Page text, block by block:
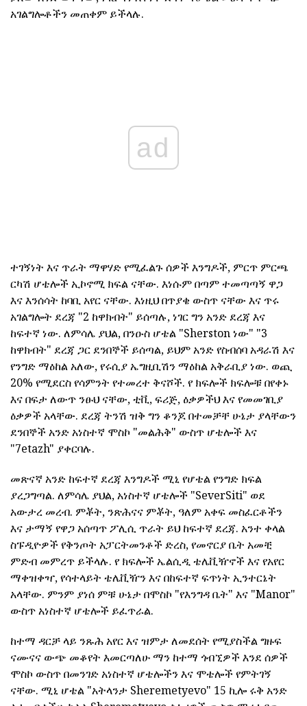
አገልግሎቶችን መጠቀም ይችላሉ.
ad
ተገኝነት እና ጥራት ማዋሃድ የሚፈልጉ ሰዎች እንግዶች, ምርጥ ምርጫ
ርካሽ ሆቴሎች ኢኮኖሚ ክፍል ናቸው. እነሱም በጣም ተመጣጣኝ ዋጋ
እና እንሰሳት ከባቢ አየር ናቸው. እነዚህ በጥያቄ ውስጥ ናቸው እና ጥሩ
አገልግሎት ደረጃ "2 ከዋክብት" ይሰጣሉ, ነገር ግን አንድ ደረጃ እና
ከፍተኛ ነው. ለምሳሌ ያህል, በንዑስ ሆቴል "Sherston ነው" "3
ከዋክብት" ደረጃ ጋር ደንበኞች ይሰጣል, ይህም አንድ የስብሰባ አዳራሽ እና
የንግድ ማዕከል አለው, የሩሲያ ኤግዚቢሽን ማዕከል አቅራቢያ ነው. ወጪ
20% የሚደርስ የሳምንት የተመረተ ቅናሾች. የ ክፍሎች ክፍሎቹ በየቀኑ
እና በፍታ ለውጥ ንፁህ ናቸው, ቲቪ, ፍሪጅ, ዕቃዎችህ እና የመመገቢያ
ዕቃዎች አላቸው. ደረጃ ትንሽ ዝቅ ግን ቆንጆ በተመቻቸ ሁኔታ ያላቸውን
ደንበኞች አንድ አነስተኛ ሞስኮ "መልሕቅ" ውስጥ ሆቴሎች እና
"7etazh" ያቀርባሉ.
መጽናኛ አንድ ከፍተኛ ደረጃ እንግዶች ሚኒ የሆቴል የንግድ ክፍል
ያረጋግጣል. ለምሳሌ ያህል, አነስተኛ ሆቴሎች "SeverSiti" ወደ
አውታረ መረብ. ምቾት, ንጽሕናና ምቾት, ዓለም አቀፍ መስፈርቶችን
እና ታማኝ የዋጋ አሰጣጥ ፖሊሲ ጥራት ይህ ከፍተኛ ደረጃ. አንተ ቀላል
ስፑዲዮዎች የቅንጦት አፓርትመንቶች ድረስ, የመኖርያ ቤት አመቺ
ምድብ መምረጥ ይችላሉ. የ ክፍሎች ኤልሲዲ ቴሌቪዥኖች እና የአየር
ማቀዝቀዣ, የሳተላይት ቴሌቪዥን እና በከፍተኛ ፍጥነት ኢንተርኔት
አላቸው. ምንም ያነሰ ምቹ ሁኔታ በሞስኮ "የእንግዳ ቤት" እና "Manor"
ውስጥ አነስተኛ ሆቴሎች ይፈጥራል.
ከተማ ዳርቻ ላይ ንጹሕ አየር እና ዝምታ ለመደሰት የሚያስችል ግዙፍ
ናሙናና ውጭ መቆየት እመርጣለሁ ማን ከተማ ጎብኚዎች እንደ ሰዎች
ሞስኮ ውስጥ በመንገድ አነስተኛ ሆቴሎችን እና ሞቴሎች የምትገኝ
ናቸው. ሚኒ ሆቴል "አትላንታ Sheremetyevo" 15 ኪሎ ሩቅ አንድ